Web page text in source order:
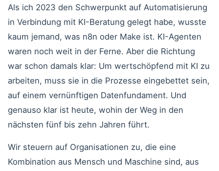
Als ich 2023 den Schwerpunkt auf Automatisierung
in Verbindung mit KI-Beratung gelegt habe, wusste
kaum jemand, was n8n oder Make ist. KI-Agenten
waren noch weit in der Ferne. Aber die Richtung
war schon damals klar: Um wertschöpfend mit KI zu
arbeiten, muss sie in die Prozesse eingebettet sein,
auf einem vernünftigen Datenfundament. Und
genauso klar ist heute, wohin der Weg in den
nächsten fünf bis zehn Jahren führt.
Wir steuern auf Organisationen zu, die eine
Kombination aus Mensch und Maschine sind, aus